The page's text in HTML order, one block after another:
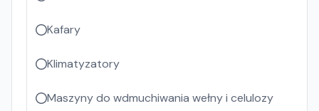
Kafary
Klimatyzatory
Maszyny do wdmuchiwania wełny i celulozy